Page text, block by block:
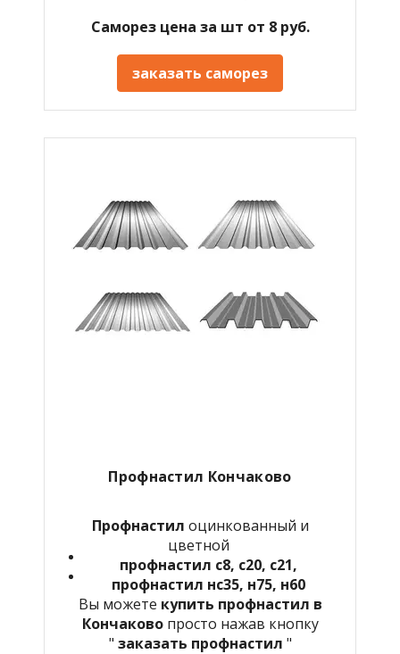
Саморез цена за шт от 8 руб.
заказать саморез
Профнастил Кончаково
Профнастил оцинкованный и
цветной
профнастил с8, с20, с21,
профнастил нс35, н75, н60
Вы можете купить профнастил в
Кончаково просто нажав кнопку
" заказать профнастил "